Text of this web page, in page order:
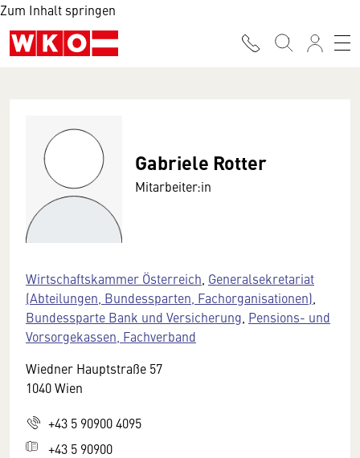
Zum Inhalt springen
Gabriele Rotter
Mitarbeiter:in
Wirtschaftskammer Österreich Generalsekretariat
(Abteilungen, Bundessparten, Fachorganisationen)
Bundessparte Bank und Versicherung Pensions- und
Vorsorgekassen, Fachverband
Wiedner Hauptstraße 57
1040 Wien
+43 5 90900 4095
+43 5 90900